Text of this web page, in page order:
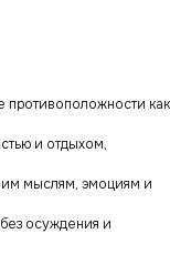
противоположности как
и отдыхом,
мыслям, эмоциям и
осуждения и